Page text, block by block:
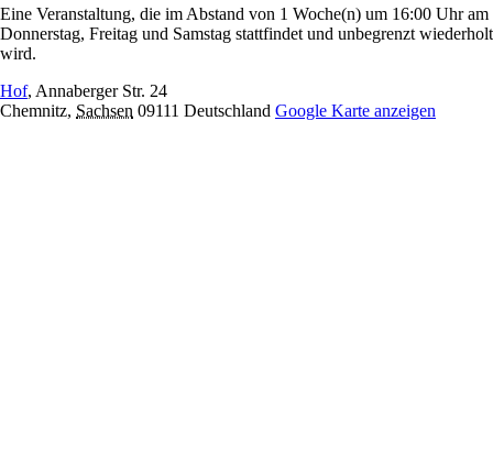
Eine Veranstaltung, die im Abstand von 1 Woche(n) um 16:00 Uhr am
Donnerstag, Freitag und Samstag stattfindet und unbegrenzt wiederholt
wird.
Hof, Annaberger Str. 24
Chemnitz, Sachsen 09111 Deutschland Google Karte anzeigen